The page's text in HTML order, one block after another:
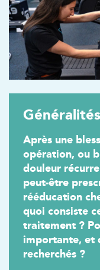
Généralités
Après une
opération, ou
douleur
peut-être
rééducation
quoi consiste
traitement ?
importante, et
recherchés ?